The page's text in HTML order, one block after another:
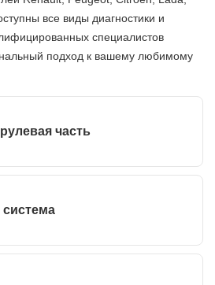
все виды диагностики и
специалистов
подход к вашему любимому
часть